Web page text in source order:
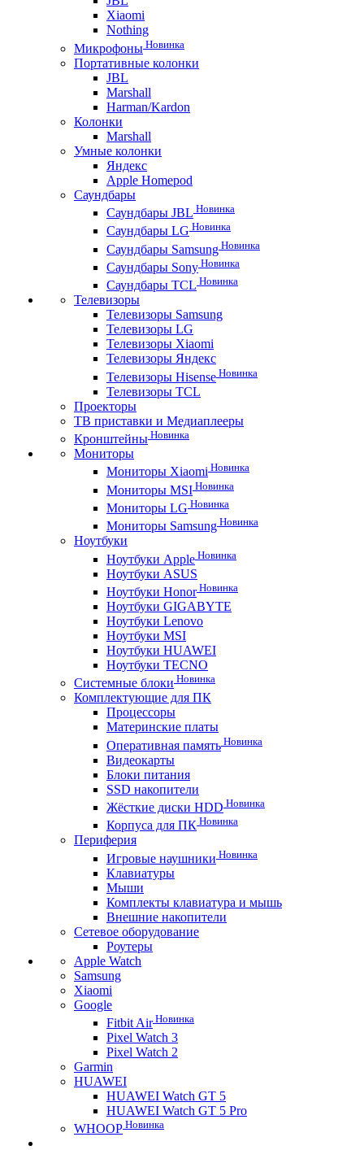
Xiaomi
Nothing
Микрофоны Новинка
Портативные колонки
JBL
Marshall
Harman/Kardon
Колонки
Marshall
Умные колонки
Яндекс
Apple Homepod
Саундбары
Саундбары JBL Новинка
Саундбары LG Новинка
Саундбары Samsung Новинка
Саундбары Sony Новинка
Саундбары TCL Новинка
Телевизоры
Телевизоры Samsung
Телевизоры LG
Телевизоры Xiaomi
Телевизоры Яндекс
Телевизоры Hisense Новинка
Телевизоры TCL
Проекторы
ТВ приставки и Медиаплееры
Кронштейны Новинка
Мониторы
Мониторы Xiaomi Новинка
Мониторы MSI Новинка
Мониторы LG Новинка
Мониторы Samsung Новинка
Ноутбуки
Ноутбуки Apple Новинка
Ноутбуки ASUS
Ноутбуки HonorНовинка
Ноутбуки GIGABYTE
Ноутбуки Lenovo
Ноутбуки MSI
Ноутбуки HUAWEI
Ноутбуки TECNO
Системные блоки Новинка
Комплектующие для ПК
Процессоры
Материнские платы
Оперативная память Новинка
Видеокарты
Блоки питания
SSD накопители
Жёсткие диски HDD Новинка
Корпуса для ПК Новинка
Периферия
Игровые наушники Новинка
Клавиатуры
Мыши
Комплекты клавиатура и мышь
Внешние накопители
Сетевое оборудование
Роутеры
Apple Watch
Samsung
Xiaomi
Google
Fitbit AirНовинка
Pixel Watch 3
Pixel Watch 2
Garmin
HUAWEI
HUAWEI Watch GT 5
HUAWEI Watch GT 5 Pro
WHOOP Новинка